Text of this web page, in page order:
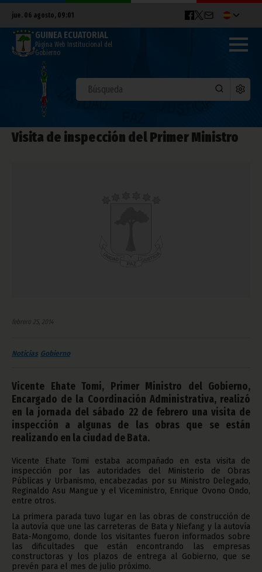
jue. 06 agosto, 09:01
GUINEA ECUATORIAL
Página Web Institucional del
Gobierno
Visita de inspección del Primer Ministro
febrero 25, 2014
Noticias Gobierno
Vicente Ehate Tomi, Primer Ministro del Gobierno,
Encargado de la Coordinación Administrativa, realizó
en la jornada del sábado 22 de febrero una visita de
inspección a algunas de las obras que se están
realizando en la ciudad de Bata.
Vicente Ehate Tomi estaba acompañado en esta visita de
inspección por las autoridades del Ministerio de Obras
Públicas y Urbanismo, encabezadas por su Ministro Delegado,
Reginaldo Asu Mangue y el Viceministro, Enrique Ovono Ondo,
entre otros.
La primera parada tuvo lugar en las obras de construcción de
la autovía que une las carreteras de Bata y Niefang y la autovía
Bata-Mongomo, donde los visitantes fueron informados sobre
las dificultades que están encontrando las empresas
constructoras y los plazos de entrega al Gobierno, que se
prevén para el mes de julio próximo.